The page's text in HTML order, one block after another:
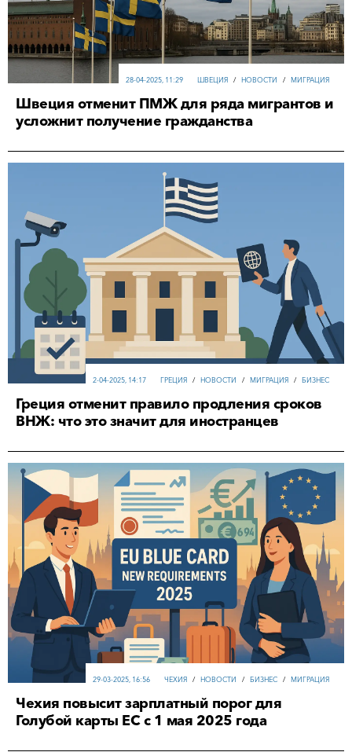
ШВЕЦИЯ / НОВОСТИ / МИГРАЦИЯ
28-04-2025, 11:29
Швеция отменит ПМЖ для ряда мигрантов и
усложнит получение гражданства
ГРЕЦИЯ / НОВОСТИ / МИГРАЦИЯ / БИЗНЕС
2-04-2025, 14:17
Греция отменит правило продления сроков
ВНЖ: что это значит для иностранцев
ЧЕХИЯ / НОВОСТИ / БИЗНЕС / МИГРАЦИЯ
29-03-2025, 16:56
Чехия повысит зарплатный порог для
Голубой карты ЕС с 1 мая 2025 года